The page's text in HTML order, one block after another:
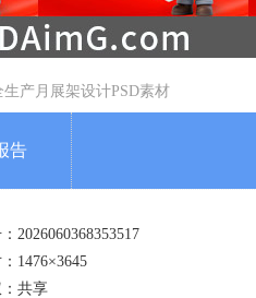
生产月展架设计PSD素材
告
2026060368353517
1476×3645
共享